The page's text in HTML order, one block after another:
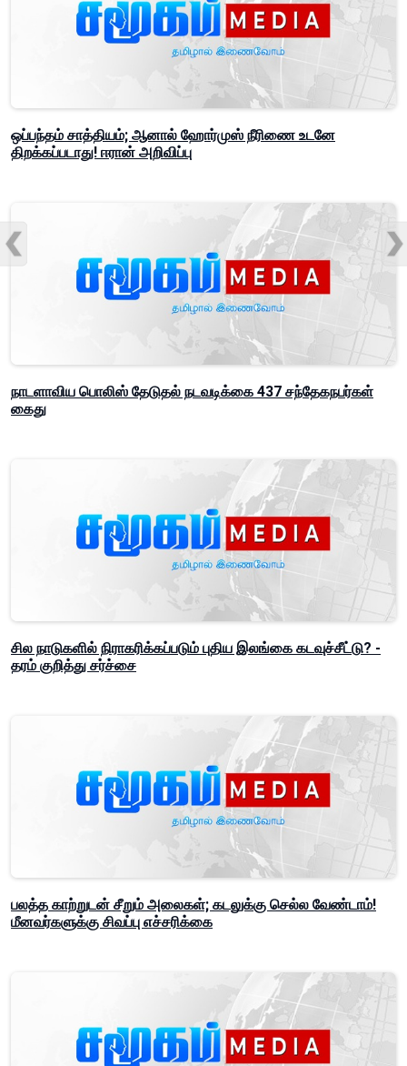
ஒப்பந்தம் சாத்தியம்; ஆனால் ஹோர்முஸ் நீரிணை உடனே
திறக்கப்படாது! ஈரான் அறிவிப்பு
நாடளாவிய பொலிஸ் தேடுதல் நடவடிக்கை 437 சந்தேகநபர்கள்
கைது
சில நாடுகளில் நிராகரிக்கப்படும் புதிய இலங்கை கடவுச்சீட்டு? -
தரம் குறித்து சர்ச்சை
பலத்த காற்றுடன் சீறும் அலைகள்; கடலுக்கு செல்ல வேண்டாம்!
மீனவர்களுக்கு சிவப்பு எச்சரிக்கை